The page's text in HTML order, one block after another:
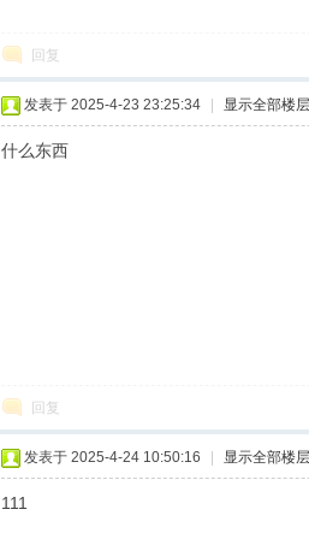
回复
发表于 2025-4-23 23:25:34 显示全部楼层
什么东西
回复
发表于 2025-4-24 10:50:16 显示全部楼层
111